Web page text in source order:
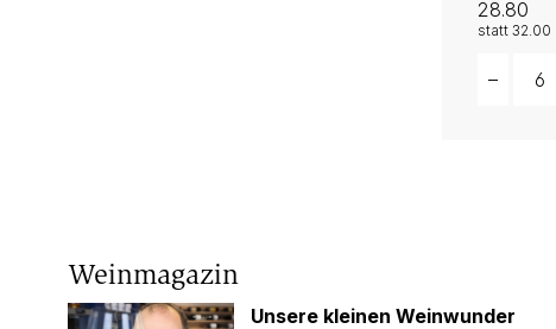
28.80
statt 32.00
–
Weinmagazin
Unsere kleinen Weinwunder